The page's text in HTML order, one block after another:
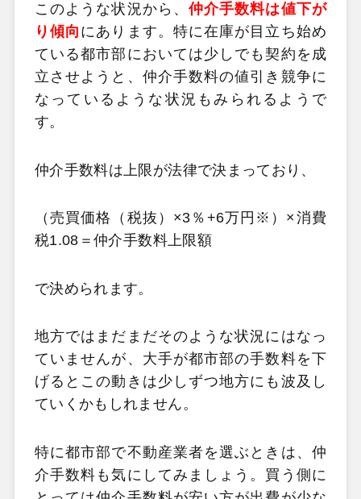
このような状況から、 仲介手数料は値下が
り傾向 にあります。特に在庫が目立ち始め
ている都市部においては少しでも契約を成
立させようと、仲介手数料の値引き競争に
なっているような状況もみられるようで
す。
仲介手数料は上限が法律で決まっており、
（売買価格（税抜）×3％+6万円※）×消費
税1.08＝仲介手数料上限額
で決められます。
地方ではまだまだそのような状況にはなっ
ていませんが、大手が都市部の手数料を下
げるとこの動きは少しずつ地方にも波及し
ていくかもしれません。
特に都市部で不動産業者を選ぶときは、仲
介手数料も気にしてみましょう。買う側に